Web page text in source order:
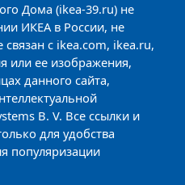
Дома (ikea-39.ru) не
ИКЕА в России, не
с ikea.com, ikea.ru,
или ее изображения,
данного сайта,
B. V. Все ссылки и
для удобства
популяризации